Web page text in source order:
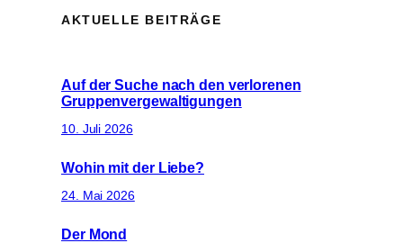
AKTUELLE BEITRÄGE
Auf der Suche nach den verlorenen
Gruppenvergewaltigungen
10. Juli 2026
Wohin mit der Liebe?
24. Mai 2026
Der Mond